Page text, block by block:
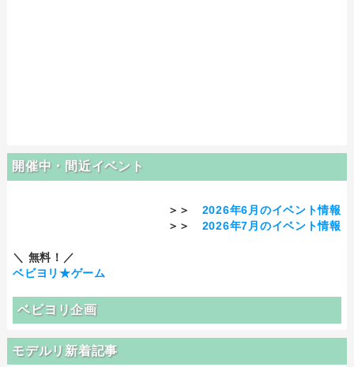
開催中・間近イベント
＞＞ 2026年6月のイベント情報
＞＞ 2026年7月のイベント情報
＼ 無料！／
ベビヨリ★ゲーム
ベビヨリ企画
モデルリ新着記事